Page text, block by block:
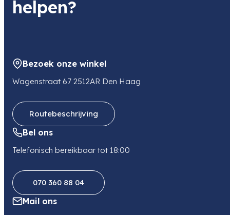
Item code leverancier
7A-A009B-S
NL
Telefoon
0132340987
helpen?
Bezoek onze winkel
Wagenstraat 67 2512AR Den Haag
Routebeschrijving
Bel ons
Telefonisch bereikbaar tot 18:00
070 360 88 04
Mail ons